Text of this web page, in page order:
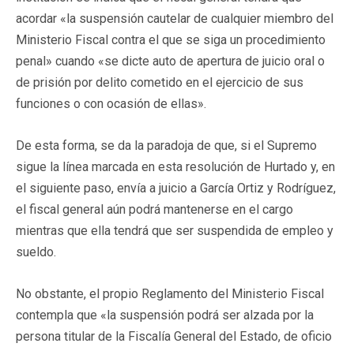
acordar «la suspensión cautelar de cualquier miembro del
Ministerio Fiscal contra el que se siga un procedimiento
penal» cuando «se dicte auto de apertura de juicio oral o
de prisión por delito cometido en el ejercicio de sus
funciones o con ocasión de ellas».
De esta forma, se da la paradoja de que, si el Supremo
sigue la línea marcada en esta resolución de Hurtado y, en
el siguiente paso, envía a juicio a García Ortiz y Rodríguez,
el fiscal general aún podrá mantenerse en el cargo
mientras que ella tendrá que ser suspendida de empleo y
sueldo.
No obstante, el propio Reglamento del Ministerio Fiscal
contempla que «la suspensión podrá ser alzada por la
persona titular de la Fiscalía General del Estado, de oficio